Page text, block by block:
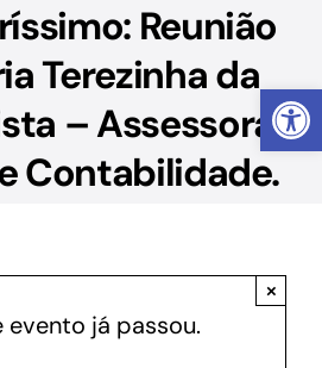
Abrir
Reunião
Terezinha da
– Assessora
Contabilidade.
evento já passou.
×